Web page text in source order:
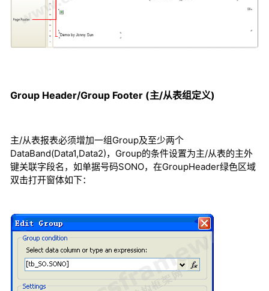
Group Header/Group Footer (主/从表组定义)
主/从表报表必须增加一组Group及至少两个
DataBand(Data1,Data2)，Group的条件设置为主/从表的主外
键关联字段名，如单据号码SONO，在GroupHeader绿色区域
双击打开窗体如下：